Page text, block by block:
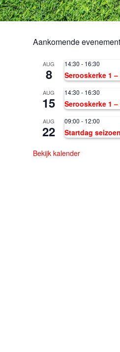
Aankomende
AUG
8
14:30 - 16:30
Serooskerke 1 –
AUG
15
14:30 - 16:30
Serooskerke 1
AUG
22
09:00 - 12:00
Startdag seizoen
Bekijk kalender